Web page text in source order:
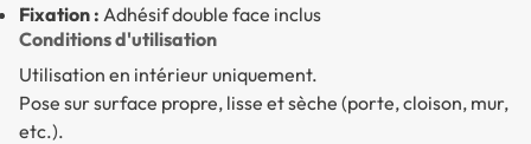
Fixation : Adhésif double face inclus
Conditions d'utilisation
Utilisation en intérieur uniquement.
Pose sur surface propre, lisse et sèche (porte, cloison, mur,
etc.).